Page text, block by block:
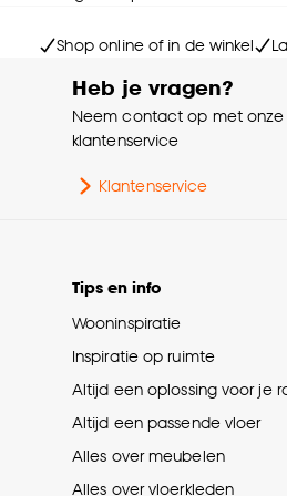
Shop online of in de winkel
Heb je vragen?
Neem contact op met onze
klantenservice
Klantenservice
Tips en info
Wooninspiratie
Inspiratie op ruimte
Altijd een oplossing voor je
Altijd een passende vloer
Alles over meubelen
Alles over vloerkleden